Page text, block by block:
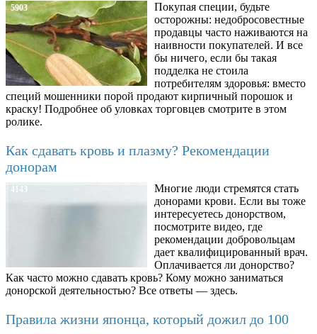
5903
Покупая специи, будьте
осторожны: недобросовестные
продавцы часто наживаются на
наивности покупателей. И все
бы ничего, если бы такая
подделка не стоила
потребителям здоровья: вместо
специй мошенники порой продают кирпичный порошок и
краску! Подробнее об уловках торговцев смотрите в этом
ролике.
Как сдавать кровь и плазму? Рекомендации
донорам
4143
Многие люди стремятся стать
донорами крови. Если вы тоже
интересуетесь донорством,
посмотрите видео, где
рекомендации добровольцам
дает квалифицированный врач.
Оплачивается ли донорство?
Как часто можно сдавать кровь? Кому можно заниматься
донорской деятельностью? Все ответы — здесь.
Правила жизни японца, который дожил до 100